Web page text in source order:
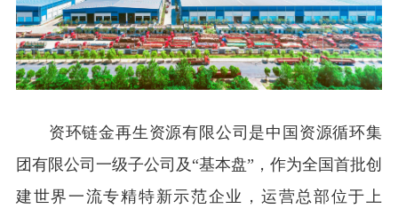
资环链金再生资源有限公司是中国资源循环集
团有限公司一级子公司及“基本盘”，作为全国首批创
建世界一流专精特新示范企业，运营总部位于上